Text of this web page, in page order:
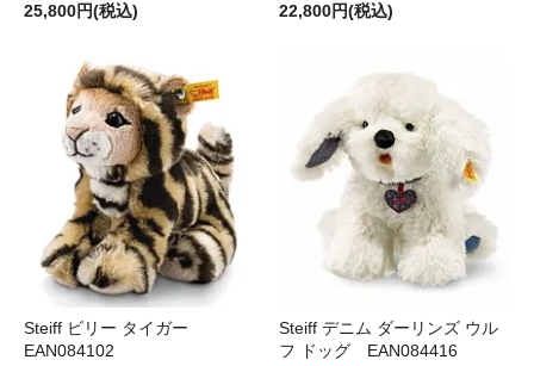
25,800円(税込)
22,800円(税込)
Steiff ビリー タイガー
EAN084102
Steiff デニム ダーリンズ ウル
フ ドッグ EAN084416